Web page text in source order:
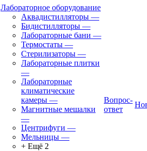
Лабораторное оборудование
Аквадистилляторы —
Бидистилляторы —
Лабораторные бани —
Термостаты —
Стерилизаторы —
Лабораторные плитки
—
Лабораторные
климатические
камеры —
Магнитные мешалки
—
Центрифуги —
Мельницы —
+ Ещё 2
Вопрос-
ответ